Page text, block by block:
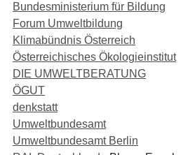
Bundesministerium für Bildung
Forum Umweltbildung
Klimabündnis Österreich
Österreichisches Ökologieinstitut
DIE UMWELTBERATUNG
ÖGUT
denkstatt
Umweltbundesamt
Umweltbundesamt Berlin